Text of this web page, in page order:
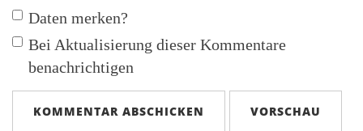
Daten merken?
Bei Aktualisierung dieser Kommentare
benachrichtigen